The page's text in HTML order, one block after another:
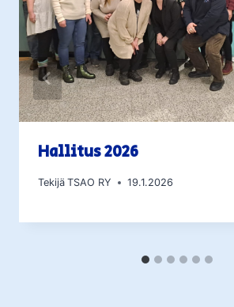
Hallitus 2026
Tekijä TSAO RY 19.1.2026